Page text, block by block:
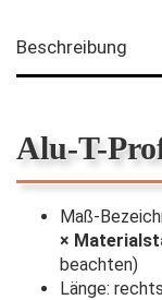
Beschreibung
Alu-T-
Maß-
×
beachten)
Länge: